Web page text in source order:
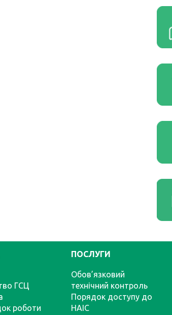
ГСЦ
роботи
ПОСЛУГИ
Обов’язковий
технічний контроль
Порядок доступу до
НАІС